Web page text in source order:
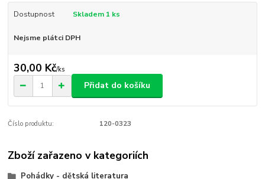
Dostupnost Skladem 1 ks
Nejsme plátci DPH
30,00 Kč/ks
Přidat do košíku
Číslo produktu: 120-0323
Zboží zařazeno v kategoriích
Pohádky - dětská literatura